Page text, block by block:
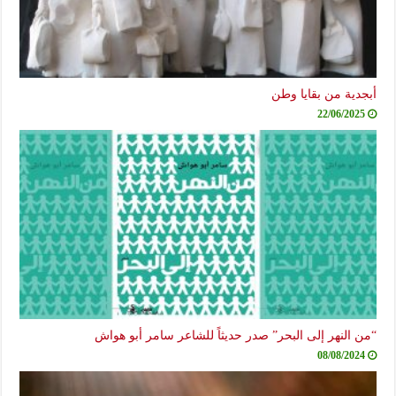
أبجدية من بقايا وطن
22/06/2025
“من النهر إلى البحر” صدر حديثاً للشاعر سامر أبو هواش
08/08/2024